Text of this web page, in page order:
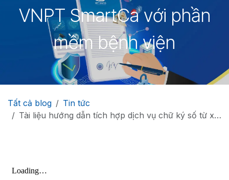
VNPT SmartCa với phần
mềm bệnh viện
Tất cả blog
Tin tức
Tài liệu hướng dẫn tích hợp dịch vụ chữ ký số từ xa VNPT SmartCa với phần mềm bệnh viện